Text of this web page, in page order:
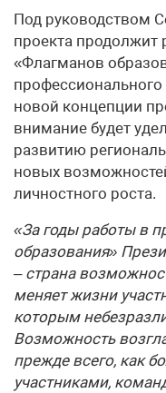
Под руководством
проекта продолжит
«Флагманов
новой концепции
внимание будет
развитию
новых
личностного роста.
«За годы работы в
образования»
– страна
меняет жизни
которым
Возможность
прежде всего, как
участниками,